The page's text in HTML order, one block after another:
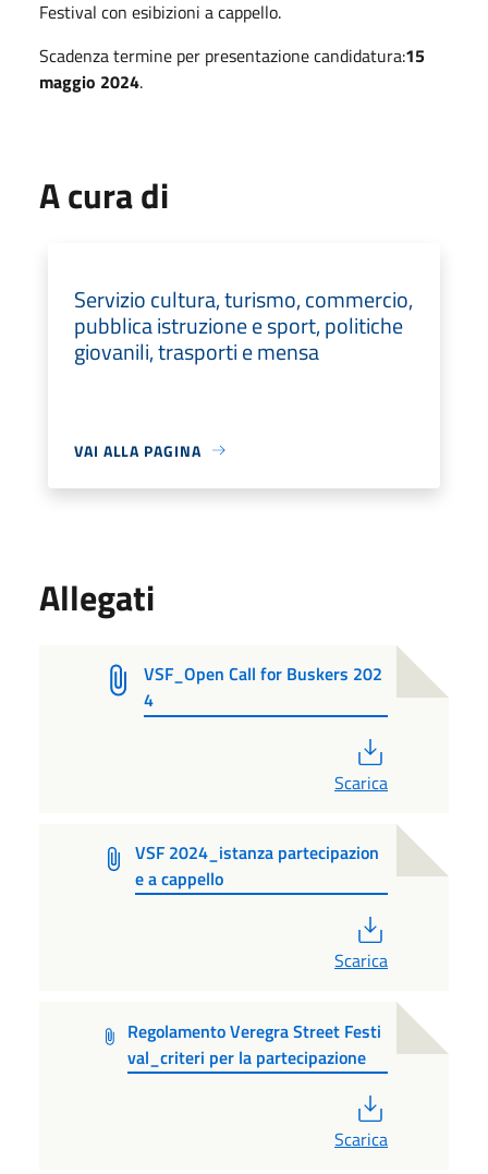
Festival con esibizioni a cappello.
Scadenza termine per presentazione candidatura:15
maggio 2024.
A cura di
Servizio cultura, turismo, commercio,
pubblica istruzione e sport, politiche
giovanili, trasporti e mensa
VAI ALLA PAGINA
Allegati
VSF_Open Call for Buskers 202
4
Scarica
VSF 2024_istanza partecipazion
e a cappello
Scarica
Regolamento Veregra Street Festi
val_criteri per la partecipazione
Scarica